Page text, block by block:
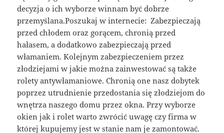
decyzja o ich wyborze winnam być dobrze
przemyślana.Poszukaj w internecie: Zabezpieczają
przed chłodem oraz gorącem, chronią przed
hałasem, a dodatkowo zabezpieczają przed
włamaniem. Kolejnym zabezpieczeniem przez
złodziejami w jakie można zainwestować są także
rolety antywłamaniowe. Chronią one nasz dobytek
poprzez utrudnienie przedostania się złodziejom do
wnętrza naszego domu przez okna. Przy wyborze
okien jak i rolet warto zwrócić uwagę czy firma w
której kupujemy jest w stanie nam je zamontować.